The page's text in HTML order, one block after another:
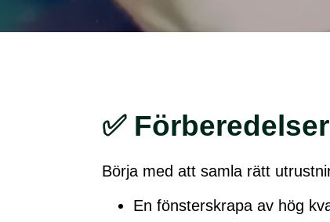
✅
Börja med att samla rätt
En fönsterskrapa av hög